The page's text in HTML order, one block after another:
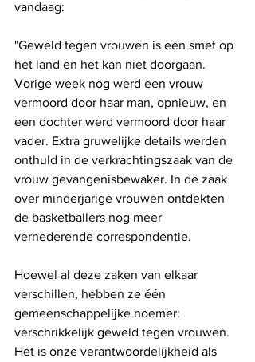
vandaag:
"Geweld tegen vrouwen is een smet op
het land en het kan niet doorgaan.
Vorige week nog werd een vrouw
vermoord door haar man, opnieuw, en
een dochter werd vermoord door haar
vader. Extra gruwelijke details werden
onthuld in de verkrachtingszaak van de
vrouw gevangenisbewaker. In de zaak
over minderjarige vrouwen ontdekten
de basketballers nog meer
vernederende correspondentie.
Hoewel al deze zaken van elkaar
verschillen, hebben ze één
gemeenschappelijke noemer:
verschrikkelijk geweld tegen vrouwen.
Het is onze verantwoordelijkheid als